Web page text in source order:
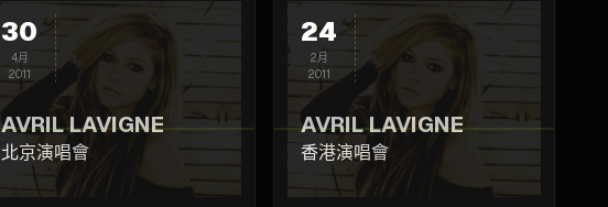
30
4月
2011
AVRIL LAVIGNE
北京演唱會
24
2月
2011
AVRIL LAVIGNE
香港演唱會